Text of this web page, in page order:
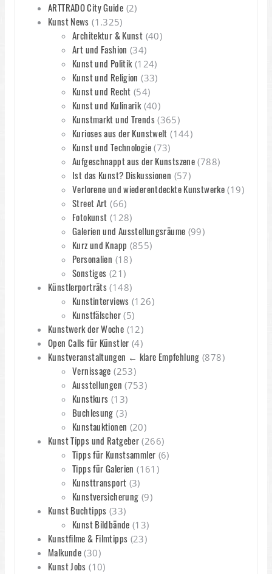
ARTTRADO City Guide (2)
Kunst News (1.325)
Architektur & Kunst (40)
Art und Fashion (34)
Kunst und Politik(124)
Kunst und Religion (33)
Kunst und Recht (54)
Kunst und Kulinarik(40)
Kunstmarkt und Trends(365)
Kurioses aus der Kunstwelt (144)
Kunst und Technologie(73)
Aufgeschnappt aus der Kunstszene (788)
Ist das Kunst? Diskussionen (57)
Verlorene und wiederentdeckte Kunstwerke (19)
Street Art (66)
Fotokunst (128)
Galerien und Ausstellungsräume (99)
Kurz und Knapp (855)
Personalien (18)
Sonstiges (21)
Künstlerporträts (148)
Kunstinterviews (126)
Kunstfälscher(5)
Kunstwerk der Woche (12)
Open Calls für Künstler (4)
Kunstveranstaltungen ← klare Empfehlung (878)
Vernissage (253)
Ausstellungen (753)
Kunstkurs (13)
Buchlesung (3)
Kunstauktionen (20)
Kunst Tipps und Ratgeber (266)
Tipps für Kunstsammler (6)
Tipps für Galerien (161)
Kunsttransport (3)
Kunstversicherung (9)
Kunst Buchtipps (33)
Kunst Bildbände (13)
Kunstfilme & Filmtipps (23)
Malkunde (30)
Kunst Jobs (10)